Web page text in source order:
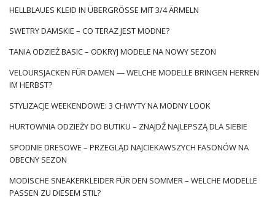
HELLBLAUES KLEID IN ÜBERGRÖSSE MIT 3/4 ÄRMELN
SWETRY DAMSKIE – CO TERAZ JEST MODNE?
TANIA ODZIEŻ BASIC – ODKRYJ MODELE NA NOWY SEZON
VELOURSJACKEN FÜR DAMEN — WELCHE MODELLE BRINGEN HERREN
IM HERBST?
STYLIZACJE WEEKENDOWE: 3 CHWYTY NA MODNY LOOK
HURTOWNIA ODZIEŻY DO BUTIKU – ZNAJDŹ NAJLEPSZĄ DLA SIEBIE
SPODNIE DRESOWE – PRZEGLĄD NAJCIEKAWSZYCH FASONÓW NA
OBECNY SEZON
MODISCHE SNEAKERKLEIDER FÜR DEN SOMMER – WELCHE MODELLE
PASSEN ZU DIESEM STIL?